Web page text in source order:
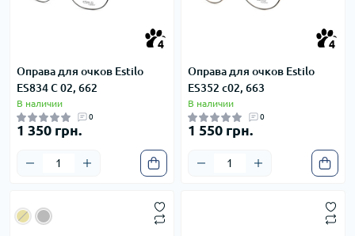
4
4
Оправа для очков Estilo
ES834 C 02, 662
В наличии
0
1 350 грн.
4
4
Оправа для очков Estilo
ES352 с02, 663
В наличии
0
1 550 грн.